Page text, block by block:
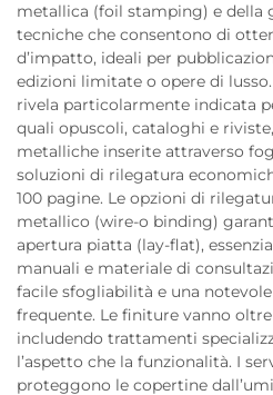
metallica (foil stamping) e della
tecniche che consentono di
d’impatto, ideali per
edizioni limitate o opere di
rivela particolarmente indicata
quali opuscoli, cataloghi e
metalliche inserite attraverso
soluzioni di rilegatura
100 pagine. Le opzioni di
metallico (wire-o binding)
apertura piatta (lay-flat),
manuali e materiale di
facile sfogliabilità e una notevole
frequente. Le finiture vanno
includendo trattamenti
l’aspetto che la funzionalità. I
proteggono le copertine